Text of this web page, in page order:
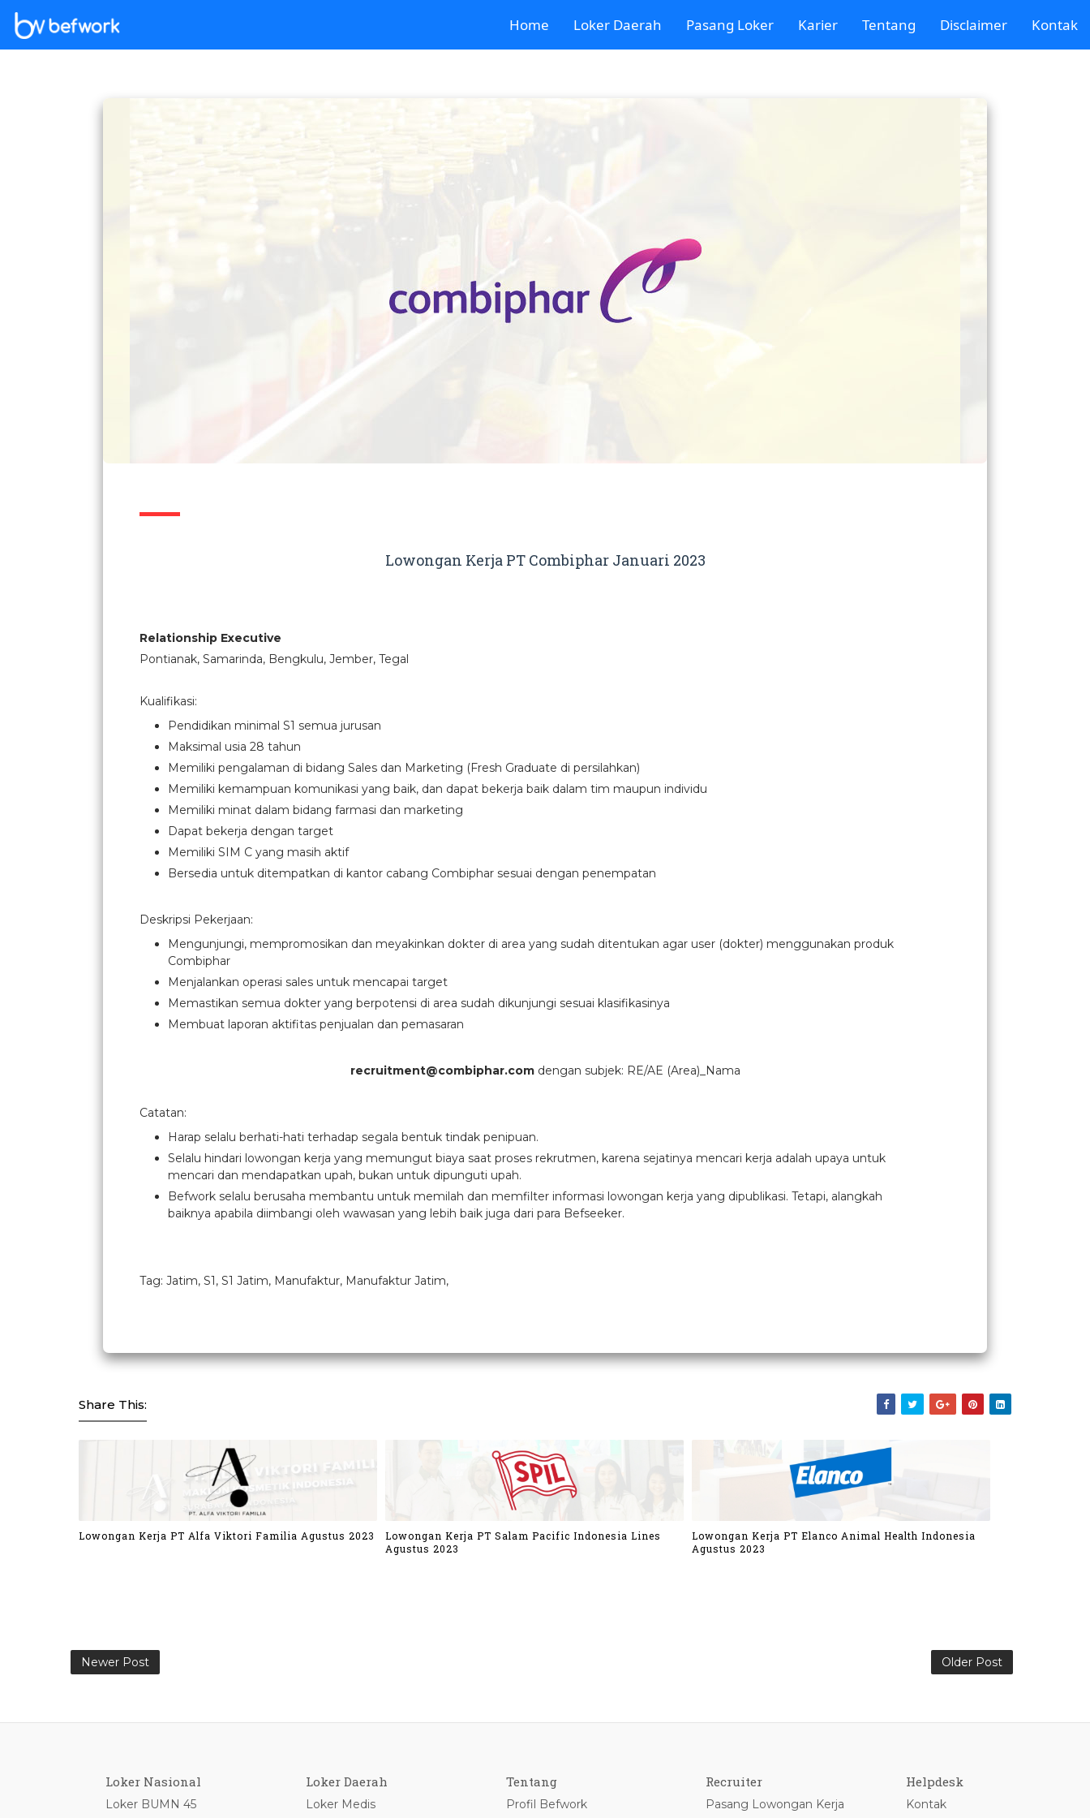
Home Loker Daerah Pasang Loker Karier Tentang Disclaimer Kontak
Lowongan Kerja PT Combiphar Januari 2023
Relationship Executive
Pontianak, Samarinda, Bengkulu, Jember, Tegal
Kualifikasi:
Pendidikan minimal S1 semua jurusan
Maksimal usia 28 tahun
Memiliki pengalaman di bidang Sales dan Marketing (Fresh Graduate di persilahkan)
Memiliki kemampuan komunikasi yang baik, dan dapat bekerja baik dalam tim maupun individu
Memiliki minat dalam bidang farmasi dan marketing
Dapat bekerja dengan target
Memiliki SIM C yang masih aktif
Bersedia untuk ditempatkan di kantor cabang Combiphar sesuai dengan penempatan
Deskripsi Pekerjaan:
Mengunjungi, mempromosikan dan meyakinkan dokter di area yang sudah ditentukan agar user (dokter) menggunakan produk
Combiphar
Menjalankan operasi sales untuk mencapai target
Memastikan semua dokter yang berpotensi di area sudah dikunjungi sesuai klasifikasinya
Membuat laporan aktifitas penjualan dan pemasaran
recruitment@combiphar.comdengan subjek: RE/AE (Area)_Nama
Catatan:
Harap selalu berhati-hati terhadap segala bentuk tindak penipuan.
Selalu hindari lowongan kerja yang memungut biaya saat proses rekrutmen, karena sejatinya mencari kerja adalah upaya untuk
mencari dan mendapatkan upah, bukan untuk dipunguti upah.
Befwork selalu berusaha membantu untuk memilah dan memfilter informasi lowongan kerja yang dipublikasi. Tetapi, alangkah
baiknya apabila diimbangi oleh wawasan yang lebih baik juga dari para Befseeker.
Tag: Jatim, S1, S1 Jatim, Manufaktur, Manufaktur Jatim,
Share This:
Lowongan Kerja PT Alfa Viktori Familia Agustus 2023
Lowongan Kerja PT Salam Pacific Indonesia Lines
Agustus 2023
Lowongan Kerja PT Elanco Animal Health Indonesia
Agustus 2023
Newer Post Older Post
Loker Nasional
Loker BUMN 45
Loker Daerah
Loker Medis
Tentang
Profil Befwork
Recruiter
Pasang Lowongan Kerja
Helpdesk
Kontak